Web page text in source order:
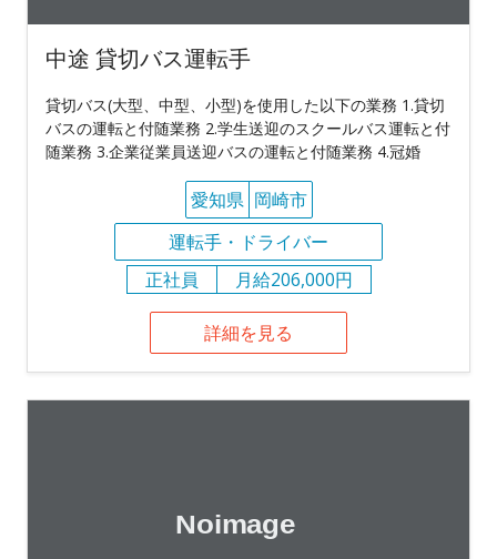
中途 貸切バス運転手
貸切バス(大型、中型、小型)を使用した以下の業務 1.貸切
バスの運転と付随業務 2.学生送迎のスクールバス運転と付
随業務 3.企業従業員送迎バスの運転と付随業務 4.冠婚
愛知県 岡崎市
運転手・ドライバー
正社員
月給206,000円
詳細を見る